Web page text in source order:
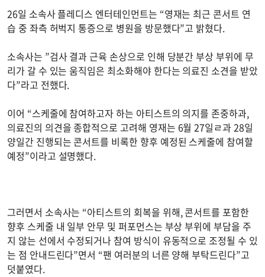
26일 소속사 플레디스 엔터테인먼트는 “영재는 최근 콘서트 연
습 중 좌측 허벅지 통증으로 병원을 방문했다”고 밝혔다.
소속사는 ”검사 결과 근육 손상으로 인해 당분간 부상 부위에 무
리가 갈 수 있는 움직임은 최소화해야 한다는 의료진 소견을 받았
다”라고 전했다.
이어 “스케줄에 참여하고자 하는 아티스트의 의지를 존중하과,
의료진의 의견을 종합적으로 고려해 영재는 6월 27일ㄹ과 28일
양일간 진행되는 콘서트를 비록한 향후 예정된 스케줄에 참여할
예정”이라고 설명했다.
그러면서 소속사는 “아티스트의 회복을 위해, 콘서트를 포함한
향후 스케줄 내 일부 안무 및 퍼포먼스는 부상 부위에 부담을 주
지 않는 선에서 수정되거나 참여 방식이 유동적으로 조정될 수 있
는 점 안내드린다”면서 “팬 여러분의 너른 양해 부탁드린다”고
덧붙였다.